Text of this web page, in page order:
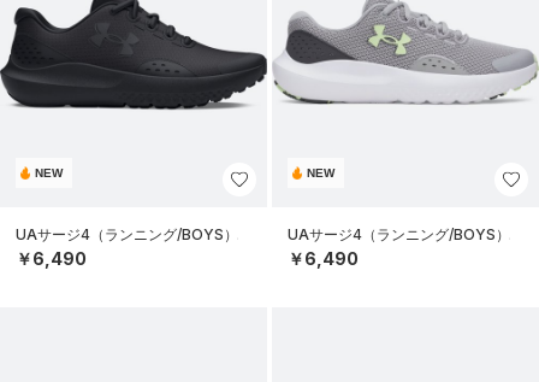
NEW
UAサージ4（ランニング/BOYS）
￥6,490
NEW
UAサージ4（ランニング/BOYS）
￥6,490